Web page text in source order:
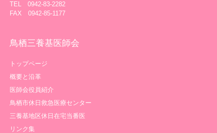
TEL 0942-83-2282
FAX 0942-85-1177
鳥栖三養基医師会
トップページ
概要と沿革
医師会役員紹介
鳥栖市休日救急医療センター
三養基地区休日在宅当番医
リンク集